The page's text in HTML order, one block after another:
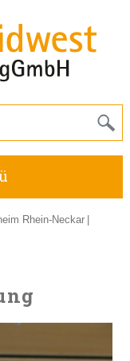
Rhein-Neckar